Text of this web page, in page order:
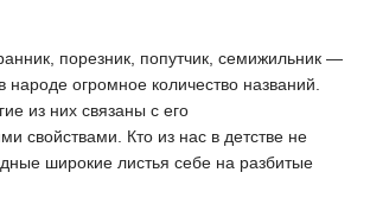
порезник, попутчик, семижильник —
народе огромное количество названий.
из них связаны с его
свойствами. Кто из нас в детстве не
широкие листья себе на разбитые